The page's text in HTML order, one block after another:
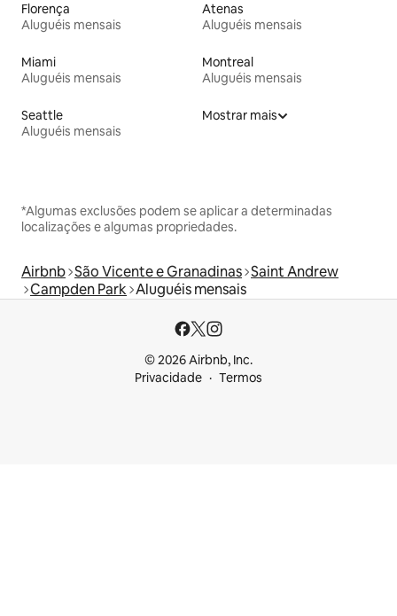
Florença
Aluguéis mensais
Atenas
Aluguéis mensais
Miami
Aluguéis mensais
Montreal
Aluguéis mensais
Seattle
Aluguéis mensais
Mostrar mais
*Algumas exclusões podem se aplicar a determinadas
localizações e algumas propriedades.
Airbnb São Vicente e Granadinas Saint Andrew
Campden Park Aluguéis mensais
© 2026 Airbnb, Inc.
Privacidade
Termos